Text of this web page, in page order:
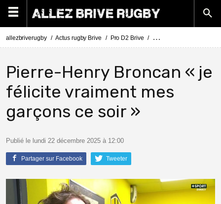
allezbriverugby Actus rugby Brive Pro D2 Brive Pro D2 : Nevers - Brive
Pierre-Henry Broncan « je
félicite vraiment mes
garçons ce soir »
Publié le lundi 22 décembre 2025 à 12:00
Partager sur Facebook Tweeter